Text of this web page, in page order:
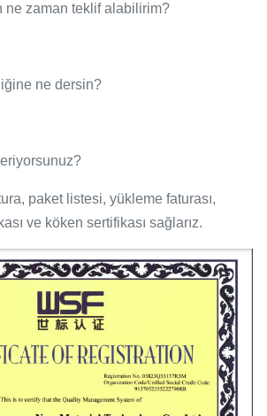
ne zaman teklif alabilirim?
ne dersin?
paket listesi, yükleme faturası,
ve köken sertifikası sağlarız.